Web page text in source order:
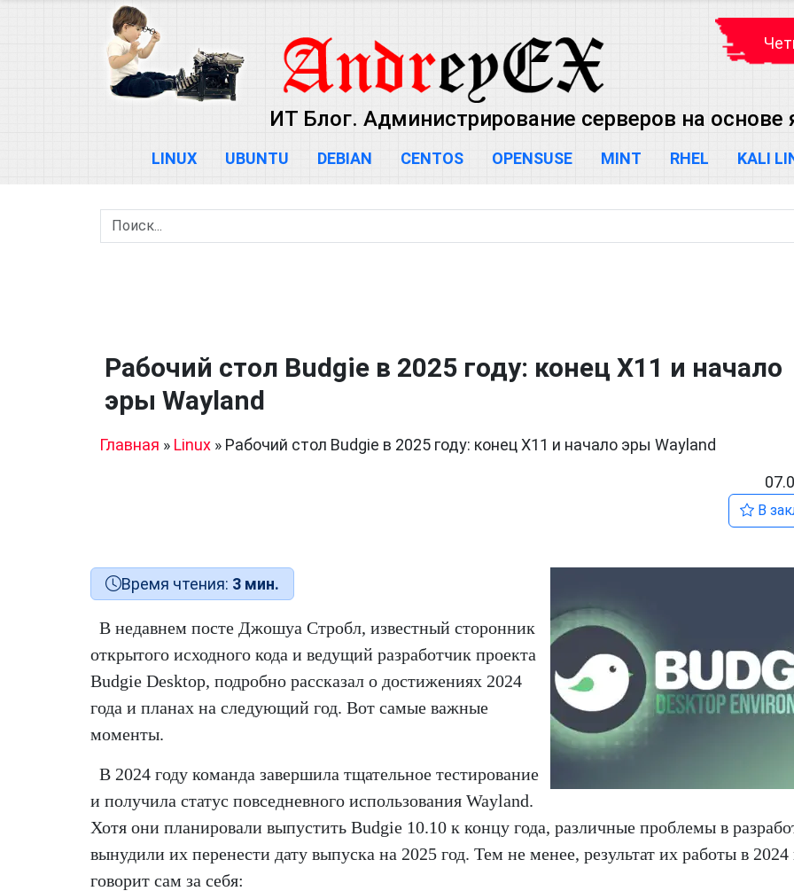
ИТ Блог. Администрирование серверов на основе
LINUX UBUNTU DEBIAN CENTOS OPENSUSE MINT RHEL KALI
Рабочий стол Budgie в 2025 году: конец X11 и начало
эры Wayland
Главная » Linux » Рабочий стол Budgie в 2025 году: конец X11 и начало эры Wayland
В
Время чтения: 3 мин.
В недавнем посте Джошуа Стробл, известный сторонник
открытого исходного кода и ведущий разработчик проекта
Budgie Desktop, подробно рассказал о достижениях 2024
года и планах на следующий год. Вот самые важные
моменты.
В 2024 году команда завершила тщательное тестирование
и получила статус повседневного использования Wayland.
Хотя они планировали выпустить Budgie 10.10 к концу года, различные проблемы в
вынудили их перенести дату выпуска на 2025 год. Тем не менее, результат их работы в 2024
говорит сам за себя: